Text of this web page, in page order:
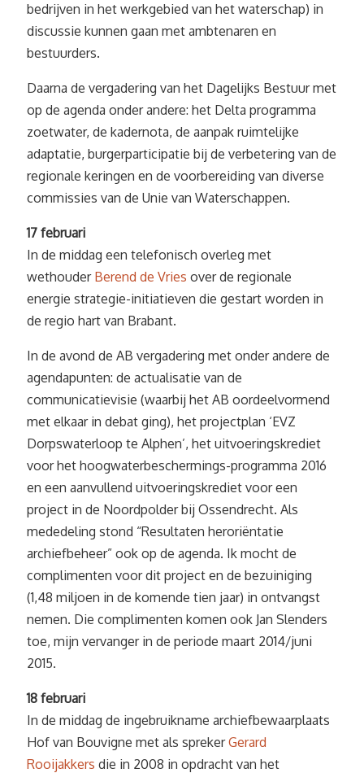
bedrijven in het werkgebied van het waterschap) in
discussie kunnen gaan met ambtenaren en
bestuurders.
Daarna de vergadering van het Dagelijks Bestuur met
op de agenda onder andere: het Delta programma
zoetwater, de kadernota, de aanpak ruimtelijke
adaptatie, burgerparticipatie bij de verbetering van de
regionale keringen en de voorbereiding van diverse
commissies van de Unie van Waterschappen.
17 februari
In de middag een telefonisch overleg met
wethouder Berend de Vries over de regionale
energie strategie-initiatieven die gestart worden in
de regio hart van Brabant.
In de avond de AB vergadering met onder andere de
agendapunten: de actualisatie van de
communicatievisie (waarbij het AB oordeelvormend
met elkaar in debat ging), het projectplan ‘EVZ
Dorpswaterloop te Alphen’, het uitvoeringskrediet
voor het hoogwaterbeschermings-programma 2016
en een aanvullend uitvoeringskrediet voor een
project in de Noordpolder bij Ossendrecht. Als
mededeling stond “Resultaten heroriëntatie
archiefbeheer” ook op de agenda. Ik mocht de
complimenten voor dit project en de bezuiniging
(1,48 miljoen in de komende tien jaar) in ontvangst
nemen. Die complimenten komen ook Jan Slenders
toe, mijn vervanger in de periode maart 2014/juni
2015.
18 februari
In de middag de ingebruikname archiefbewaarplaats
Hof van Bouvigne met als sprekerGerard
Rooijakkers die in 2008 in opdracht van het